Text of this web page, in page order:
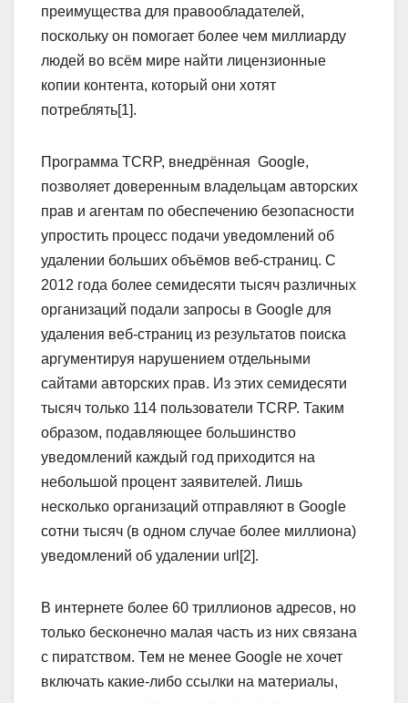
преимущества для правообладателей,
поскольку он помогает более чем миллиарду
людей во всём мире найти лицензионные
копии контента, который они хотят
потреблять[1].
Программа TCRP, внедрённая Google,
позволяет доверенным владельцам авторских
прав и агентам по обеспечению безопасности
упростить процесс подачи уведомлений об
удалении больших объёмов веб-страниц. С
2012 года более семидесяти тысяч различных
организаций подали запросы в Google для
удаления веб-страниц из результатов поиска
аргументируя нарушением отдельными
сайтами авторских прав. Из этих семидесяти
тысяч только 114 пользователи TCRP. Таким
образом, подавляющее большинство
уведомлений каждый год приходится на
небольшой процент заявителей. Лишь
несколько организаций отправляют в Google
сотни тысяч (в одном случае более миллиона)
уведомлений об удалении url[2].
В интернете более 60 триллионов адресов, но
только бесконечно малая часть из них связана
с пиратством. Тем не менее Google не хочет
включать какие-либо ссылки на материалы,